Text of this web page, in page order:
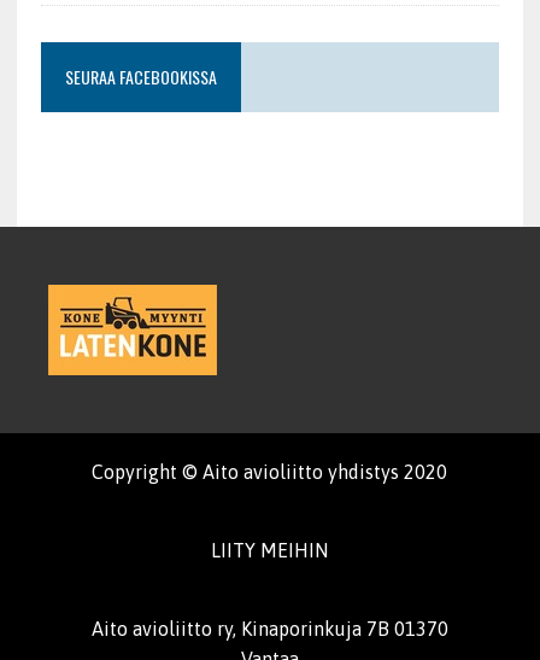
SEURAA FACEBOOKISSA
Copyright © Aito avioliitto yhdistys 2020
LIITY MEIHIN
Aito avioliitto ry, Kinaporinkuja 7B 01370